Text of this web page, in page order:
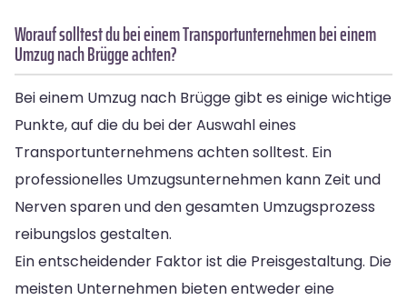
Worauf solltest du bei einem Transportunternehmen bei einem
Umzug nach Brügge achten?
Bei einem Umzug nach Brügge gibt es einige wichtige
Punkte, auf die du bei der Auswahl eines
Transportunternehmens achten solltest. Ein
professionelles Umzugsunternehmen kann Zeit und
Nerven sparen und den gesamten Umzugsprozess
reibungslos gestalten.
Ein entscheidender Faktor ist die Preisgestaltung. Die
meisten Unternehmen bieten entweder eine